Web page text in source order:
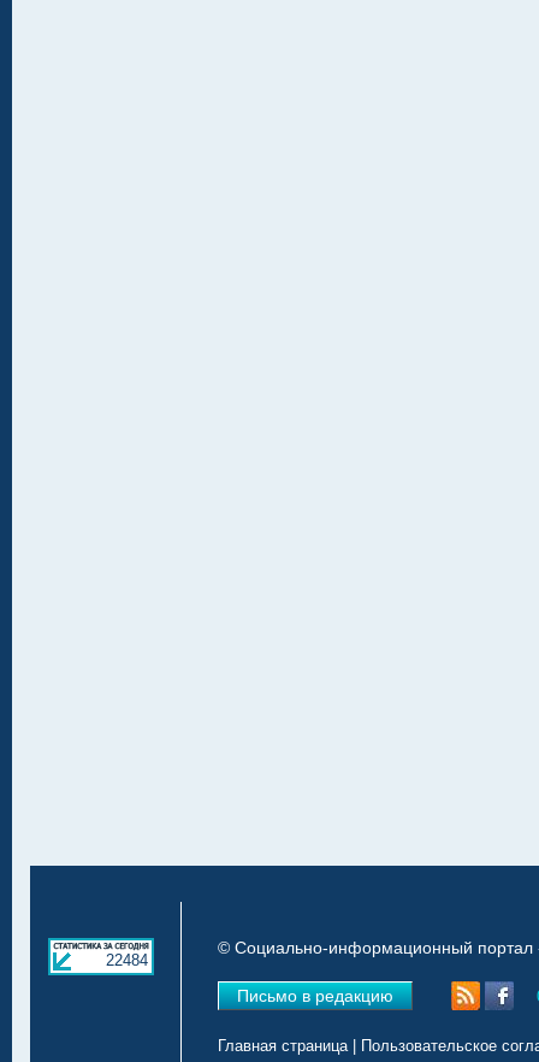
22484
© Социально-информационный портал
Письмо в редакцию
Главная страница| Пользовательское